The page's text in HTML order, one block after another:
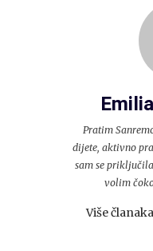
Pratim
dijete, aktivno
sam se
volim
Više